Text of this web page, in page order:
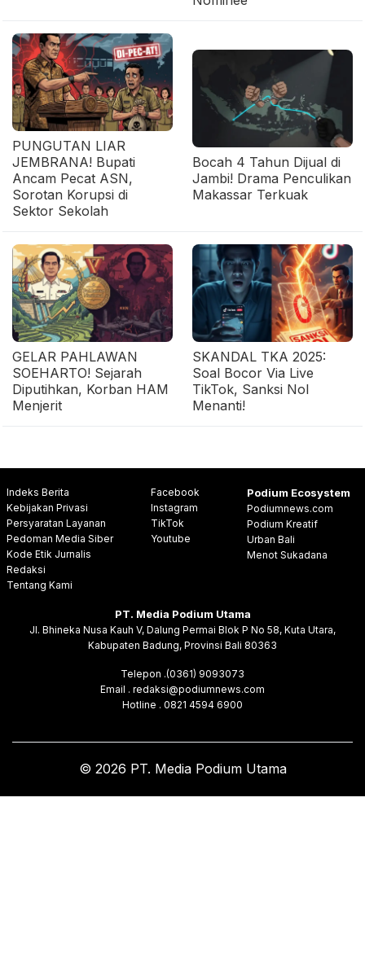
PUNGUTAN LIAR
JEMBRANA! Bupati
Ancam Pecat ASN,
Sorotan Korupsi di
Sektor Sekolah
Bocah 4 Tahun Dijual di
Jambi! Drama Penculikan
Makassar Terkuak
GELAR PAHLAWAN
SOEHARTO! Sejarah
Diputihkan, Korban HAM
Menjerit
SKANDAL TKA 2025:
Soal Bocor Via Live
TikTok, Sanksi Nol
Menanti!
Indeks Berita
Kebijakan Privasi
Persyaratan Layanan
Pedoman Media Siber
Kode Etik Jurnalis
Redaksi
Tentang Kami
Facebook
Instagram
TikTok
Youtube
Podium Ecosystem
Podiumnews.com
Podium Kreatif
Urban Bali
Menot Sukadana
PT. Media Podium Utama
Jl. Bhineka Nusa Kauh V, Dalung Permai Blok P No 58, Kuta Utara,
Kabupaten Badung, Provinsi Bali 80363
Telepon .(0361) 9093073
Email . redaksi@podiumnews.com
Hotline . 0821 4594 6900
© 2026 PT. Media Podium Utama